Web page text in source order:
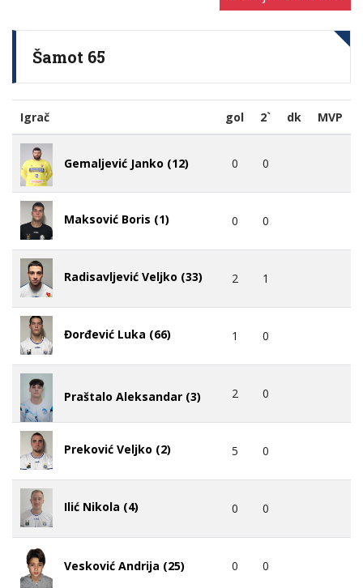
Šamot 65
Igrač gol 2` dk MVP
Gemaljević Janko (12) 0 0
Maksović Boris (1) 0 0
Radisavljević Veljko (33) 2 1
Đorđević Luka (66) 1 0
Praštalo Aleksandar (3) 2 0
Preković Veljko (2) 5 0
Ilić Nikola (4) 0 0
Vesković Andrija (25) 0 0